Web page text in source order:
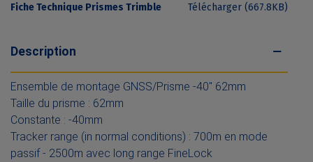
Description
Ensemble de montage GNSS/Prisme -40" 62mm
Taille du prisme : 62mm
Constante : -40mm
Tracker range (in normal conditions) : 700m en mode
passif - 2500m avec long range FineLock
Fiche Technique Prismes Trimble Télécharger (667.8KB)